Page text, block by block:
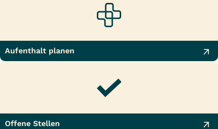
Aufenthalt planen
Offene Stellen